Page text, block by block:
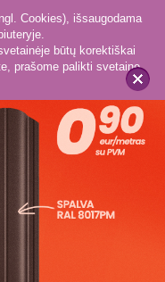
x
Cookies), išsaugodama
būtų korektiškai
prašome palikti svetainę.